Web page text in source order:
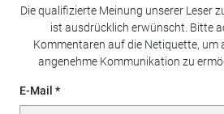
Die qualifizierte Meinung unserer Leser
ist ausdrücklich erwünscht. Bitte
Kommentaren auf die Netiquette, um
angenehme Kommunikation zu
E-Mail